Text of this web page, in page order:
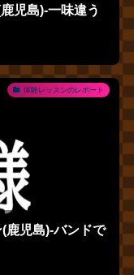
児島)‐一味違う
体験レッスンのレポート
鹿児島)‐バンドで